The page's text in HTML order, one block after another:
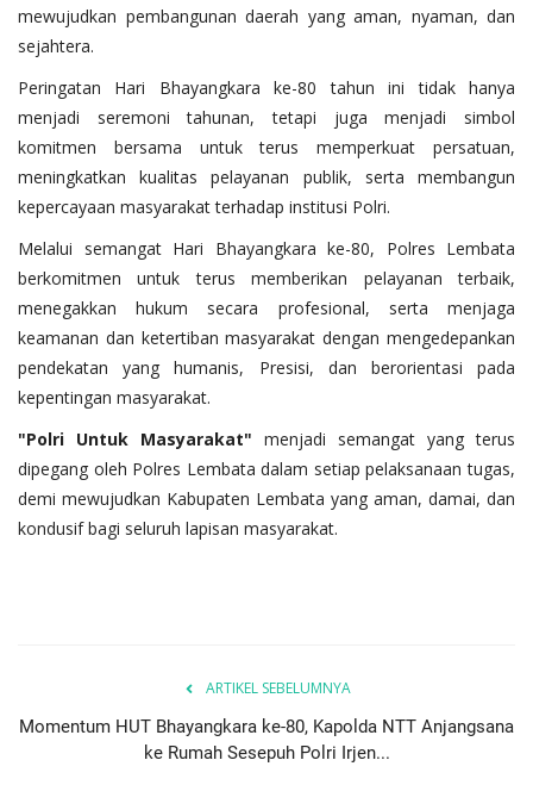
mewujudkan pembangunan daerah yang aman, nyaman, dan
sejahtera.
Peringatan Hari Bhayangkara ke-80 tahun ini tidak hanya
menjadi seremoni tahunan, tetapi juga menjadi simbol
komitmen bersama untuk terus memperkuat persatuan,
meningkatkan kualitas pelayanan publik, serta membangun
kepercayaan masyarakat terhadap institusi Polri.
Melalui semangat Hari Bhayangkara ke-80, Polres Lembata
berkomitmen untuk terus memberikan pelayanan terbaik,
menegakkan hukum secara profesional, serta menjaga
keamanan dan ketertiban masyarakat dengan mengedepankan
pendekatan yang humanis, Presisi, dan berorientasi pada
kepentingan masyarakat.
"Polri Untuk Masyarakat" menjadi semangat yang terus
dipegang oleh Polres Lembata dalam setiap pelaksanaan tugas,
demi mewujudkan Kabupaten Lembata yang aman, damai, dan
kondusif bagi seluruh lapisan masyarakat.
ARTIKEL SEBELUMNYA
Momentum HUT Bhayangkara ke-80, Kapolda NTT Anjangsana
ke Rumah Sesepuh Polri Irjen...